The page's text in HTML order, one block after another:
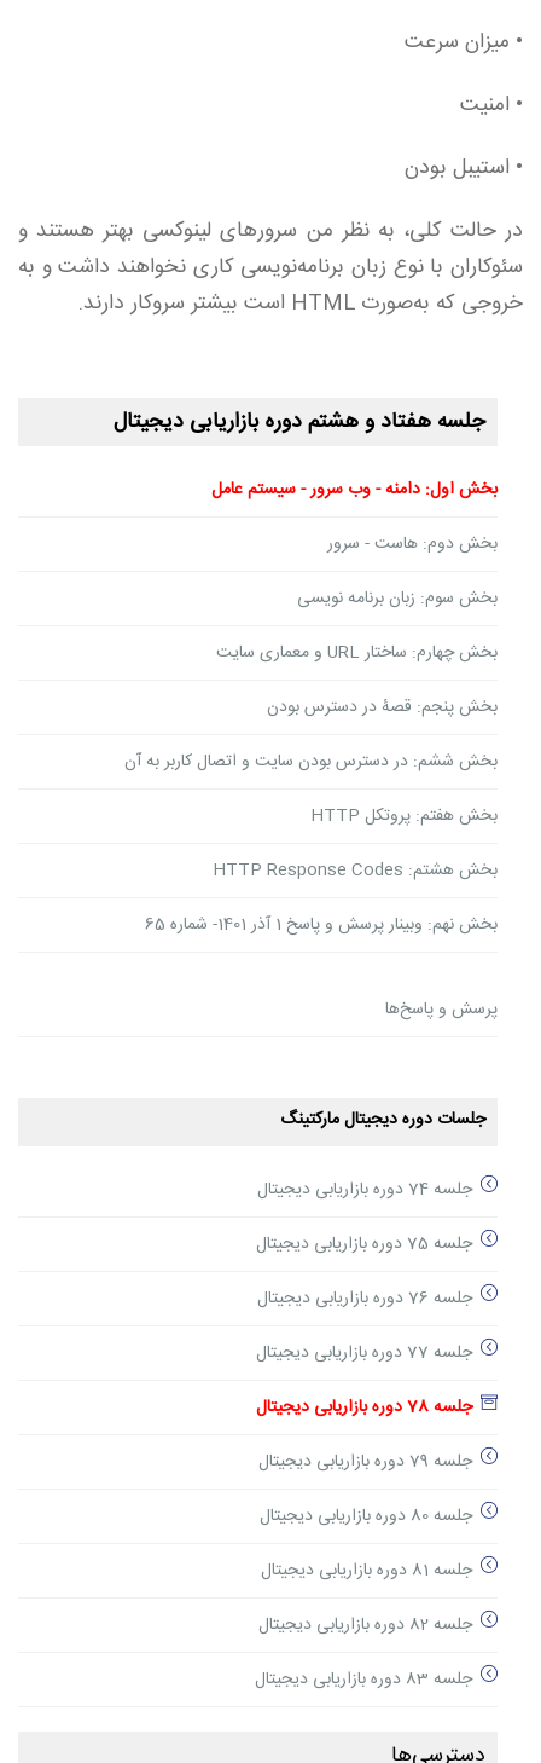
• میزان سرعت
• امنیت
• استیبل بودن
در حالت کلی، به نظر من سرورهای لینوکسی بهتر هستند و
سئوکاران با نوع زبان برنامه‌نویسی کاری نخواهند داشت و به
خروجی که به‌‌‌صورت HTML است بیشتر سروکار دارند.
جلسه هفتاد و هشتم دوره بازاریابی دیجیتال
بخش اول: دامنه - وب سرور - سیستم عامل
بخش دوم: هاست - سرور
بخش سوم: زبان برنامه نویسی
بخش چهارم: ساختار URL و معماری سایت
بخش پنجم: قصۀ در دسترس بودن
بخش ششم: در دسترس بودن سایت و اتصال کاربر به آن
بخش هفتم: پروتکل HTTP
بخش هشتم: HTTP Response Codes
بخش نهم: وبینار پرسش و پاسخ 1 آذر 1401- شماره 65
پرسش و پاسخ‌ها
جلسات دوره دیجیتال مارکتینگ
جلسه 74 دوره بازاریابی دیجیتال
جلسه 75 دوره بازاریابی دیجیتال
جلسه 76 دوره بازاریابی دیجیتال
جلسه 77 دوره بازاریابی دیجیتال
جلسه 78 دوره بازاریابی دیجیتال
جلسه 79 دوره بازاریابی دیجیتال
جلسه 80 دوره بازاریابی دیجیتال
جلسه 81 دوره بازاریابی دیجیتال
جلسه 82 دوره بازاریابی دیجیتال
جلسه 83 دوره بازاریابی دیجیتال
دسترسی‌ها